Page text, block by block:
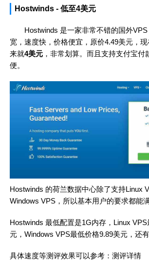
Hostwinds - 低至4美元
Hostwinds 是一家非常不错的国外
宽，速度快，价格便宜，原价4.49美元，
来就4美元 ，非常划算。而且支持支付宝付
便。
Hostwinds 的荷兰数据中心除了支持Linux
Windows VPS，所以基本用户的要求都能满
Hostwinds 最低配置是1G内存，Linux
元，Windows VPS最低价格9.89美元，还有
具体速度等测评效果可以参考： 测评详情